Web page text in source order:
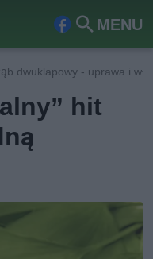
MENU
Fa
ook
Szu
dwuklapowy - uprawa i
hit